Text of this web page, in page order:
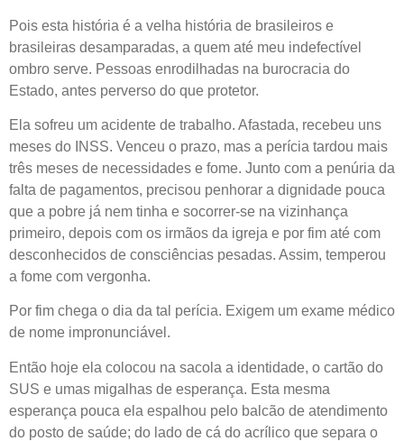
Pois esta história é a velha história de brasileiros e
brasileiras desamparadas, a quem até meu indefectível
ombro serve. Pessoas enrodilhadas na burocracia do
Estado, antes perverso do que protetor.
Ela sofreu um acidente de trabalho. Afastada, recebeu uns
meses do INSS. Venceu o prazo, mas a perícia tardou mais
três meses de necessidades e fome. Junto com a penúria da
falta de pagamentos, precisou penhorar a dignidade pouca
que a pobre já nem tinha e socorrer-se na vizinhança
primeiro, depois com os irmãos da igreja e por fim até com
desconhecidos de consciências pesadas. Assim, temperou
a fome com vergonha.
Por fim chega o dia da tal perícia. Exigem um exame médico
de nome impronunciável.
Então hoje ela colocou na sacola a identidade, o cartão do
SUS e umas migalhas de esperança. Esta mesma
esperança pouca ela espalhou pelo balcão de atendimento
do posto de saúde; do lado de cá do acrílico que separa o